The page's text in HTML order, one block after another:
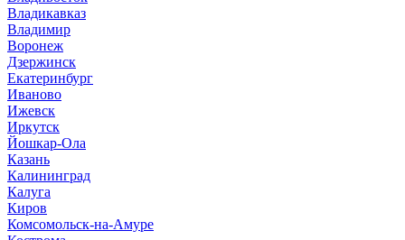
Владикавказ
Владимир
Воронеж
Дзержинск
Екатеринбург
Иваново
Ижевск
Иркутск
Йошкар-Ола
Казань
Калининград
Калуга
Киров
Комсомольск-на-Амуре